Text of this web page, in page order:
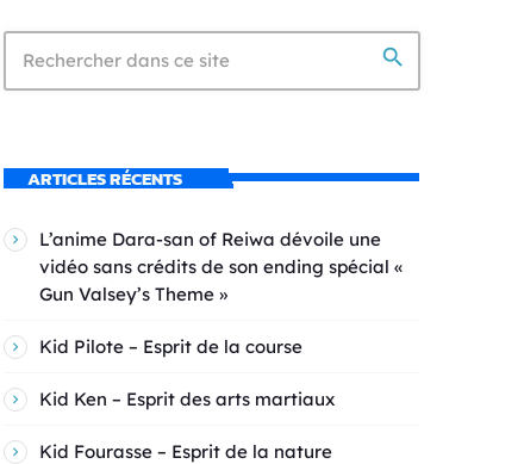
search
ARTICLES RÉCENTS
L’anime Dara-san of Reiwa dévoile une
vidéo sans crédits de son ending spécial «
Gun Valsey’s Theme »
Kid Pilote – Esprit de la course
Kid Ken – Esprit des arts martiaux
Kid Fourasse – Esprit de la nature